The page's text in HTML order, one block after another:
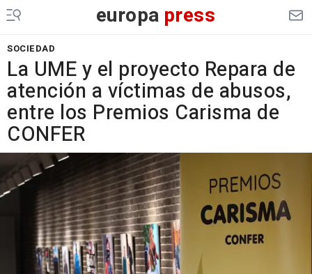
europa press
SOCIEDAD
La UME y el proyecto Repara de
atención a víctimas de abusos,
entre los Premios Carisma de
CONFER